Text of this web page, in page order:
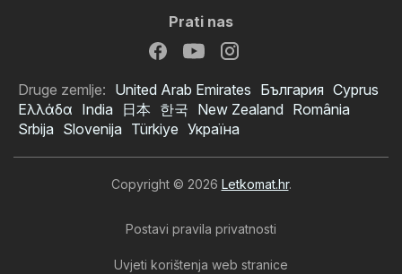
Prati nas
Druge zemlje: United Arab Emirates България Cyprus
Ελλάδα India 日本 한국 New Zealand România
Srbija Slovenija Türkiye Україна
Copyright © 2026 Letkomat.hr.
Postavi pravila privatnosti
Uvjeti korištenja web stranice